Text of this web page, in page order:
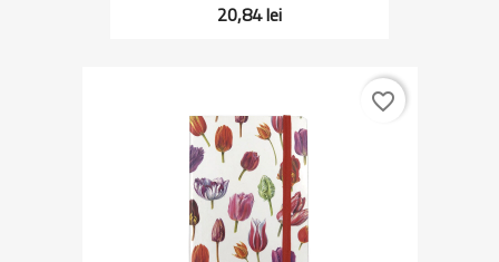
20,84 lei
favorite_border